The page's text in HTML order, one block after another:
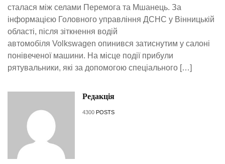
сталася між селами Перемога та Мшанець. За
інформацією Головного управління ДСНС у Вінницькій
області, після зіткнення водій
автомобіля Volkswagen опинився затиснутим у салоні
понівеченої машини. На місце події прибули
рятувальники, які за допомогою спеціального […]
Редакція
4300 POSTS